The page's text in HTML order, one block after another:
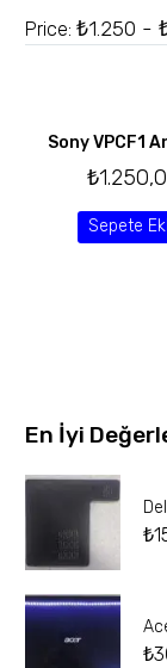
Price: ₺1.250 -
Sony VPCF1
₺
Sepete
En İyi
₺
₺